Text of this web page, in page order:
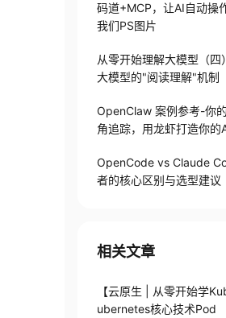
码道+MCP，让AI自动操
我们PS图片
从零开始理解大模型（
大模型的"阅读理解"机制
OpenClaw 案例参考-你
角追踪，用龙虾打造你的
OpenCode vs Claude
者的核心区别与选型建议
相关文章
【云原生 | 从零开始学
ubernetes核心技术Pod